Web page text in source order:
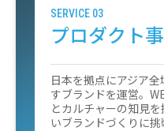
SERVICE 03
プロダクト
日本を拠点にアジア
すブランドを運営。
とカルチャーの知見
いブランドづくりに挑